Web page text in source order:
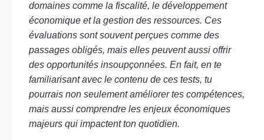
domaines comme la fiscalité, le développement
économique et la gestion des ressources. Ces
évaluations sont souvent perçues comme des
passages obligés, mais elles peuvent aussi offrir
des opportunités insoupçonnées. En fait, en te
familiarisant avec le contenu de ces tests, tu
pourrais non seulement améliorer tes compétences,
mais aussi comprendre les enjeux économiques
majeurs qui impactent ton quotidien.